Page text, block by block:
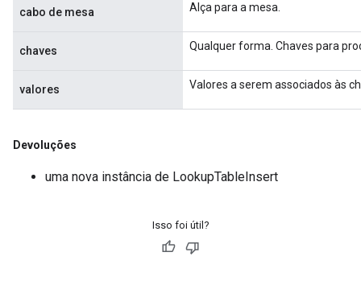
cabo de mesa Alça para a mesa.
chaves Qualquer forma. Chaves para
valores Valores a serem associados às
Devoluções
uma nova instância de LookupTableInsert
Isso foi útil?